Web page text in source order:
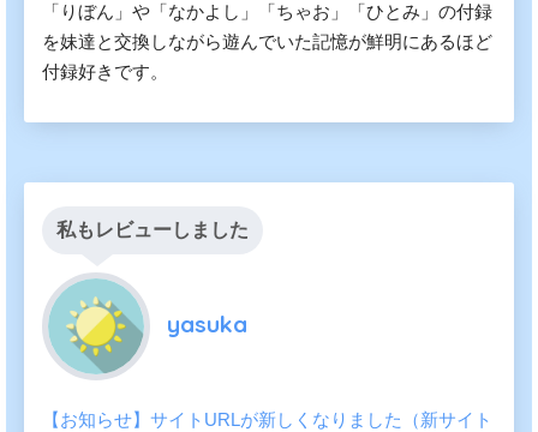
「りぼん」や「なかよし」「ちゃお」「ひとみ」の付録
を妹達と交換しながら遊んでいた記憶が鮮明にあるほど
付録好きです。
私もレビューしました
yasuka
【お知らせ】サイトURLが新しくなりました（新サイト